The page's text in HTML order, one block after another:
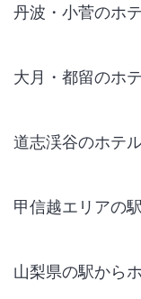
丹波・小菅のホ
大月・都留のホ
道志渓谷のホテ
甲信越エリアの
山梨県の駅から